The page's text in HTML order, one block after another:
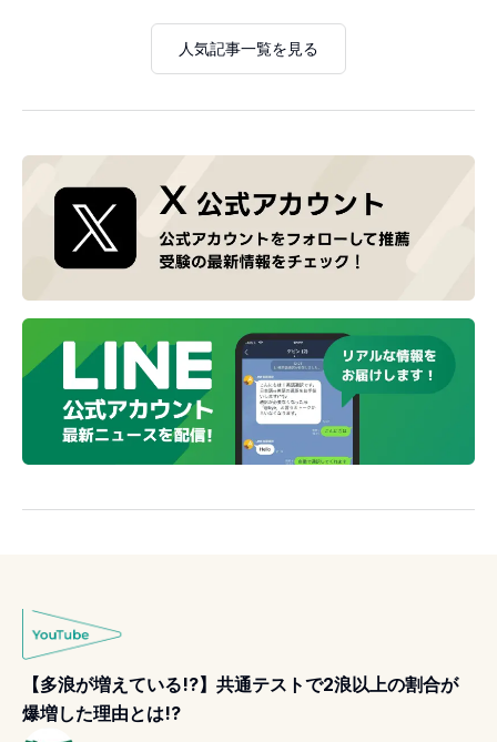
人気記事一覧を見る
【多浪が増えている!?】共通テストで2浪以上の割合が
爆増した理由とは!?